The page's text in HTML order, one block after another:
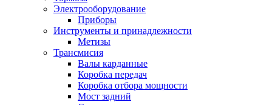
Электрооборудование
Приборы
Инструменты и принадлежности
Метизы
Трансмисия
Валы карданные
Коробка передач
Коробка отбора мощности
Мост задний